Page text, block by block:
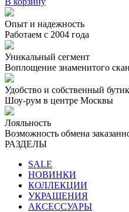
Опыт и надежность
Работаем с 2004 года
Уникальный сегмент
Воплощение знаменитого
Удобство и собственный бутик
Шоу-рум в центре Москвы
Лояльность
Возможность обмена
РАЗДЕЛЫ
SALE
НОВИНКИ
КОЛЛЕКЦИИ
УКРАШЕНИЯ
АКСЕССУАРЫ